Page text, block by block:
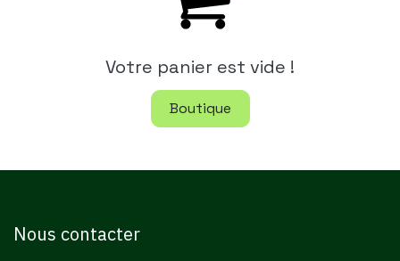
Votre panier est vide !
Boutique
Nous contacter